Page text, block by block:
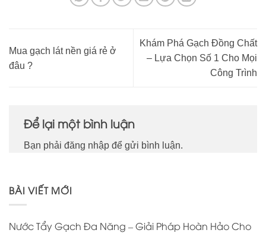
Mua gạch lát nền giá rẻ ở
đâu ?
Khám Phá Gạch Đồng Chất
– Lựa Chọn Số 1 Cho Mọi
Công Trình
Để lại một bình luận
Bạn phải đăng nhập để gửi bình luận.
BÀI VIẾT MỚI
Nước Tẩy Gạch Đa Năng – Giải Pháp Hoàn Hảo Cho